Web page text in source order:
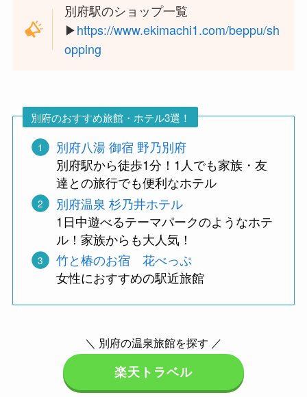
別府駅のショップ一覧
▶︎https://www.ekimachi1.com/beppu/sh
opping
別府のおすすめ旅館・ホテル3選！
別府八湯 御宿 野乃別府
別府駅から徒歩1分！1人でも家族・友
達との旅行でも便利なホテル
別府温泉 杉乃井ホテル
1日中遊べるテーマパークのようなホテ
ル！家族からも大人気！
竹と椿のお宿 花べっぷ
女性におすすめの駅近旅館
＼ 別府の温泉旅館を探す ／
楽天トラベル